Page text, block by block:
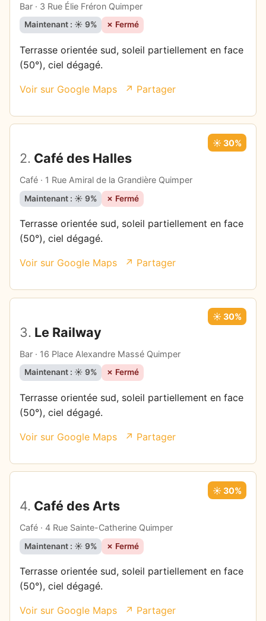
Bar · 3 Rue Élie Fréron Quimper
Maintenant : ☀️ 9% ✗ Fermé
Terrasse orientée sud, soleil partiellement en face
(50°), ciel dégagé.
Voir sur Google Maps ↗ Partager
2. Café des Halles
Café · 1 Rue Amiral de la Grandière Quimper
☀️ 30%
Maintenant : ☀️ 9% ✗ Fermé
Terrasse orientée sud, soleil partiellement en face
(50°), ciel dégagé.
Voir sur Google Maps ↗ Partager
3. Le Railway
Bar · 16 Place Alexandre Massé Quimper
☀️ 30%
Maintenant : ☀️ 9% ✗ Fermé
Terrasse orientée sud, soleil partiellement en face
(50°), ciel dégagé.
Voir sur Google Maps ↗ Partager
4. Café des Arts
Café · 4 Rue Sainte-Catherine Quimper
☀️ 30%
Maintenant : ☀️ 9% ✗ Fermé
Terrasse orientée sud, soleil partiellement en face
(50°), ciel dégagé.
Voir sur Google Maps ↗ Partager